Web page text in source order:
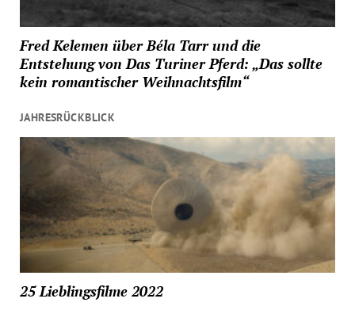
Fred Kelemen über Béla Tarr und die
Entstehung von Das Turiner Pferd: „Das sollte
kein romantischer Weihnachtsfilm“
JAHRESRÜCKBLICK
25 Lieblingsfilme 2022